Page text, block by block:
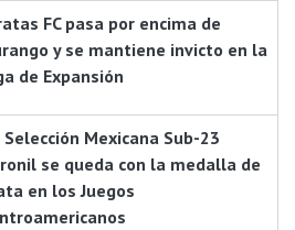
FC pasa por encima de
y se mantiene invicto en la
de Expansión
Selección Mexicana Sub-23
se queda con la medalla de
en los Juegos